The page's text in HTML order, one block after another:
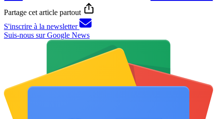
Partage cet article partout
S'inscrire à la newsletter
Suis-nous sur Google News